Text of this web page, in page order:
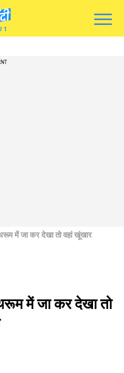
में जा कर देखा तो वहां खूंखार
में जा कर देखा तो